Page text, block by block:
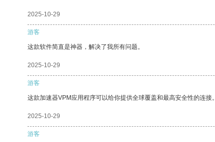
2025-10-29
游客
这款软件简直是神器，解决了我所有问题。
2025-10-29
游客
这款加速器VPM应用程序可以给你提供全球覆盖和最高安全性的连接。
2025-10-29
游客